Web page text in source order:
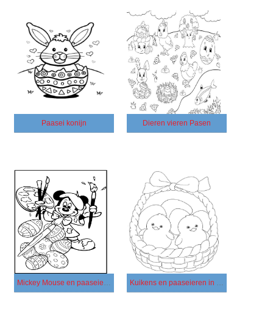
Paasei konijn Dieren vieren Pasen
Mickey Mouse en paaseieren Kuikens en paaseieren in een mandje